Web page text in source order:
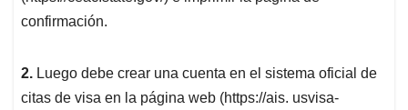
confirmación.
2. Luego debe crear una cuenta en el sistema oficial de
citas de visa en la página web (https://ais. usvisa-